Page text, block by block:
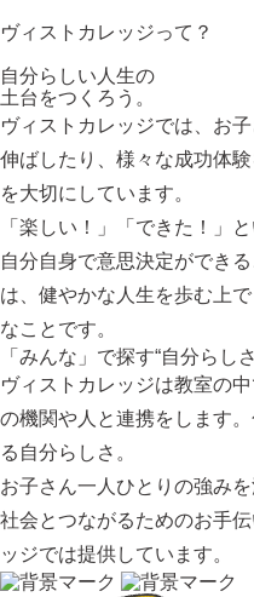
ヴィストカレッジって？
自分らしい人生の
土台をつくろう。
ヴィストカレッジでは、お
伸ばしたり、様々な成功体
を大切にしています。
「楽しい！」「できた！」
自分自身で意思決定ができ
は、健やかな人生を歩む上
なことです。
「みんな」で探す“自分らし
ヴィストカレッジは教室の
の機関や人と連携をします
る自分らしさ。
お子さん一人ひとりの強み
社会とつながるためのお手
ッジでは提供しています。